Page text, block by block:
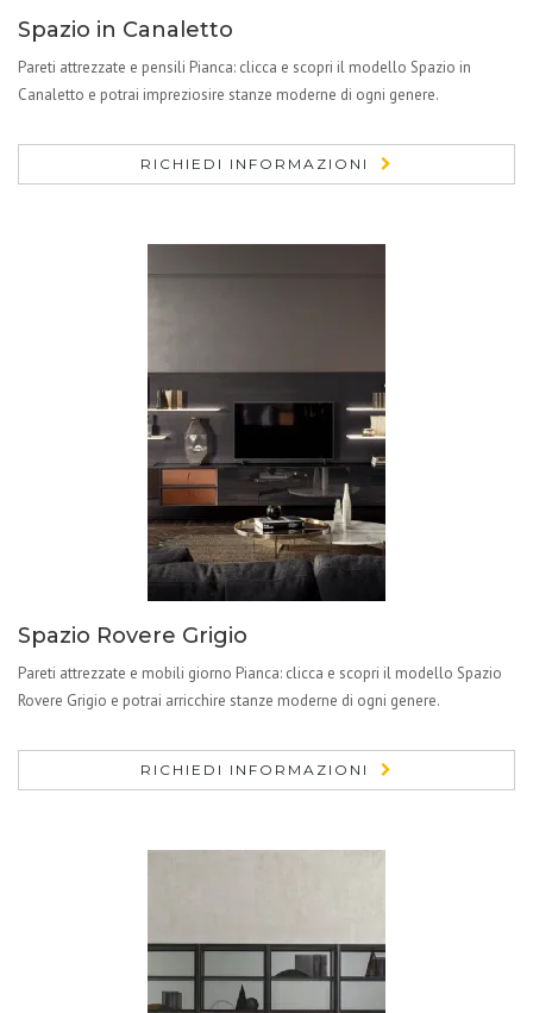
Spazio in Canaletto
Pareti attrezzate e pensili Pianca: clicca e scopri il modello Spazio in
Canaletto e potrai impreziosire stanze moderne di ogni genere.
RICHIEDI INFORMAZIONI
Spazio Rovere Grigio
Pareti attrezzate e mobili giorno Pianca: clicca e scopri il modello Spazio
Rovere Grigio e potrai arricchire stanze moderne di ogni genere.
RICHIEDI INFORMAZIONI